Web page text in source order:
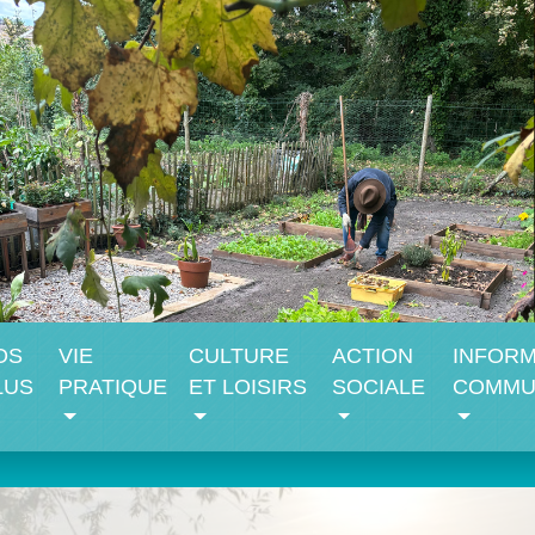
VIE
PRATIQUE
CULTURE
ET LOISIRS
ACTION
SOCIALE